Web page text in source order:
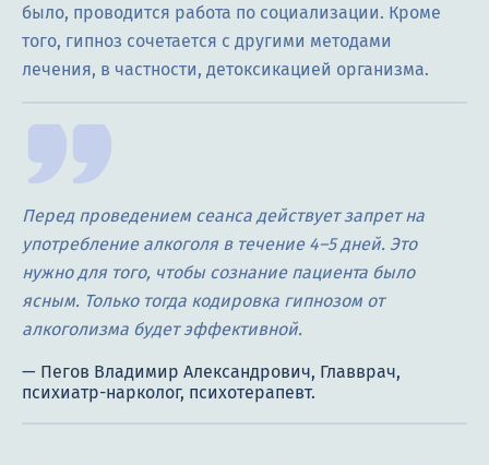
было, проводится работа по социализации. Кроме
того, гипноз сочетается с другими методами
лечения, в частности, детоксикацией организма.
Перед проведением сеанса действует запрет на
употребление алкоголя в течение 4–5 дней. Это
нужно для того, чтобы сознание пациента было
ясным. Только тогда кодировка гипнозом от
алкоголизма будет эффективной.